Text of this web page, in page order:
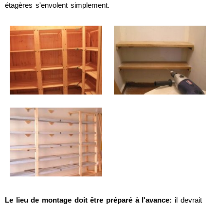
étagères s'envolent simplement.
Le lieu de montage doit être préparé à l'avance: il devrait